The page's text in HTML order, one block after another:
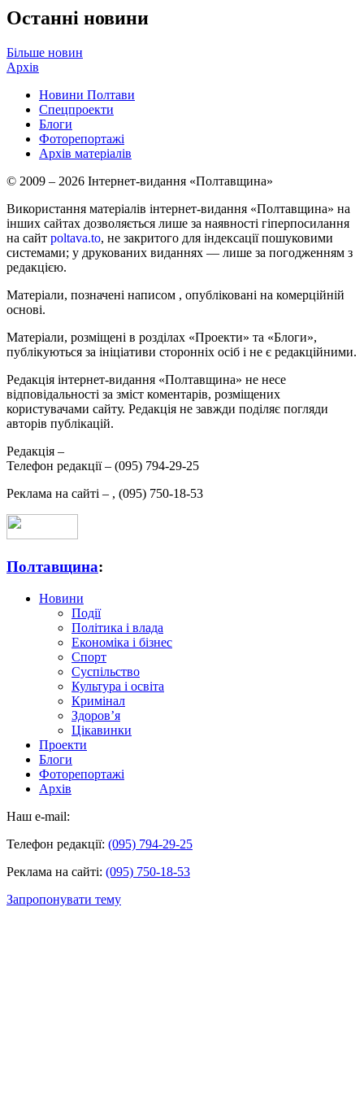
Останні новини
Більше новин
Архів
Новини Полтави
Спецпроекти
Блоги
Фоторепортажі
Архів матеріалів
© 2009 – 2026 Інтернет-видання «Полтавщина»
Використання матеріалів інтернет-видання «Полтавщина» на
інших сайтах дозволяється лише за наявності гіперпосилання
на сайт poltava.to, не закритого для індексації пошуковими
системами; у друкованих виданнях — лише за погодженням з
редакцією.
Матеріали, позначені написом , опубліковані на комерційній
основі.
Матеріали, розміщені в розділах «Проекти» та «Блоги»,
публікуються за ініціативи сторонніх осіб і не є редакційними.
Редакція інтернет-видання «Полтавщина» не несе
відповідальності за зміст коментарів, розміщених
користувачами сайту. Редакція не завжди поділяє погляди
авторів публікацій.
Редакція –
Телефон редакції – (095) 794-29-25
Реклама на сайті – , (095) 750-18-53
Полтавщина:
Новини
Події
Політика і влада
Економіка і бізнес
Спорт
Суспільство
Культура і освіта
Кримінал
Здоров’я
Цікавинки
Проекти
Блоги
Фоторепортажі
Архів
Наш e-mail:
Телефон редакції: (095) 794-29-25
Реклама на сайті: (095) 750-18-53
Запропонувати тему